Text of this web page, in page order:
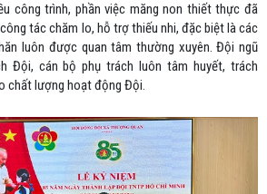
công trình, phần việc măng non thiết thực đã
tác chăm lo, hỗ trợ thiếu nhi, đặc biệt là các
luôn được quan tâm thường xuyên. Đội ngũ
Đội, cán bộ phụ trách luôn tâm huyết, trách
chất lượng hoạt động Đội.